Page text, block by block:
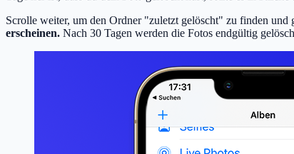
Scrolle weiter, um den Ordner "zuletzt gelöscht" zu finden und
erscheinen. Nach 30 Tagen werden die Fotos endgültig